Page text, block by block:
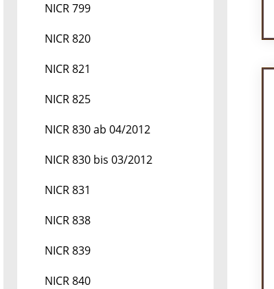
NICR 799
NICR 820
NICR 821
NICR 825
NICR 830 ab 04/2012
NICR 830 bis 03/2012
NICR 831
NICR 838
NICR 839
NICR 840